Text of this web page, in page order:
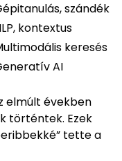
szándék
kontextus
keresés
AI
elmúlt években
történtek. Ezek
tette a